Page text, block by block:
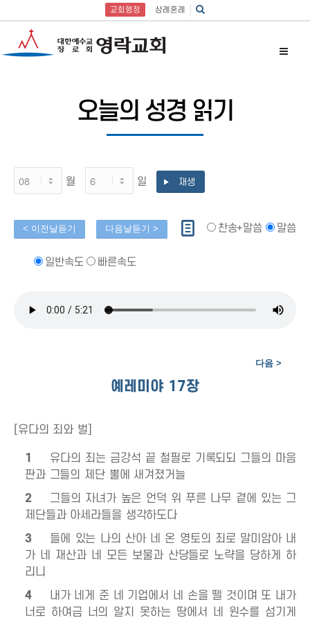
교회행정 상례혼례
오늘의 성경 읽기
월 일 재생
찬송+말씀 말씀
일반속도 빠른속도
예레미야 17장
[유다의 죄와 벌]
1
유다의 죄는 금강석 끝 철필로 기록되되 그들의 마음
판과 그들의 제단 뿔에 새겨졌거늘
2
그들의 자녀가 높은 언덕 위 푸른 나무 곁에 있는 그
제단들과 아세라들을 생각하도다
3
들에 있는 나의 산아 네 온 영토의 죄로 말미암아 내
가 네 재산과 네 모든 보물과 산당들로 노략을 당하게 하
리니
4
내가 네게 준 네 기업에서 네 손을 뗄 것이며 또 내가
너로 하여금 너의 알지 못하는 땅에서 네 원수를 섬기게